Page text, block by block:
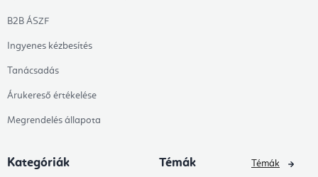
B2B ÁSZF
Ingyenes kézbesítés
Tanácsadás
Árukereső értékelése
Megrendelés állapota
Kategóriák Témák Témák